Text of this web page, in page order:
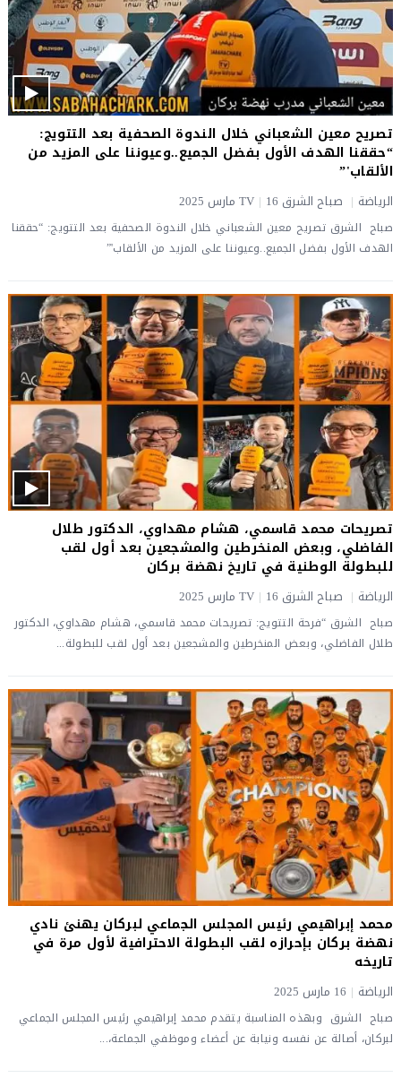
تصريح معين الشعباني خلال الندوة الصحفية بعد التتويج:
“حققنا الهدف الأول بفضل الجميع..وعيوننا على المزيد من
الألقاب'”
الرياضة صباح الشرق TV 16 مارس 2025
صباح الشرق تصريح معين الشعباني خلال الندوة الصحفية بعد التتويج: “حققنا
الهدف الأول بفضل الجميع..وعيوننا على المزيد من الألقاب'”
تصريحات محمد قاسمي، هشام مهداوي، الدكتور طلال
الفاضلي، وبعض المنخرطين والمشجعين بعد أول لقب
للبطولة الوطنية في تاريخ نهضة بركان
الرياضة صباح الشرق TV 16 مارس 2025
صباح الشرق “فرحة التتويج: تصريحات محمد قاسمي، هشام مهداوي، الدكتور
طلال الفاضلي، وبعض المنخرطين والمشجعين بعد أول لقب للبطولة...
محمد إبراهيمي رئيس المجلس الجماعي لبركان يهنئ نادي
نهضة بركان بإحرازه لقب البطولة الاحترافية لأول مرة في
تاريخه
الرياضة 16 مارس 2025
صباح الشرق وبهذه المناسبة يتقدم محمد إبراهيمي رئيس المجلس الجماعي
لبركان، أصالة عن نفسه ونيابة عن أعضاء وموظفي الجماعة،...